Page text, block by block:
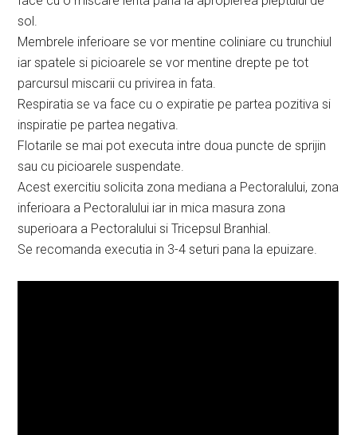
sol.
Membrele inferioare se vor mentine coliniare cu trunchiul
iar spatele si picioarele se vor mentine drepte pe tot
parcursul miscarii cu privirea in fata.
Respiratia se va face cu o expiratie pe partea pozitiva si
inspiratie pe partea negativa.
Flotarile se mai pot executa intre doua puncte de sprijin
sau cu picioarele suspendate.
Acest exercitiu solicita zona mediana a Pectoralului, zona
inferioara a Pectoralului iar in mica masura zona
superioara a Pectoralului si Tricepsul Branhial.
Se recomanda executia in 3-4 seturi pana la epuizare.